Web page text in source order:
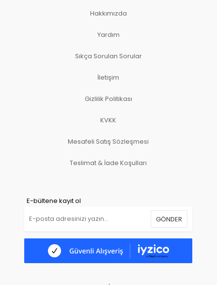
Hakkımızda
Yardım
Sıkça Sorulan Sorular
İletişim
Gizlilik Politikası
KVKK
Mesafeli Satış Sözleşmesi
Teslimat & İade Koşulları
E-bültene kayıt ol
GÖNDER